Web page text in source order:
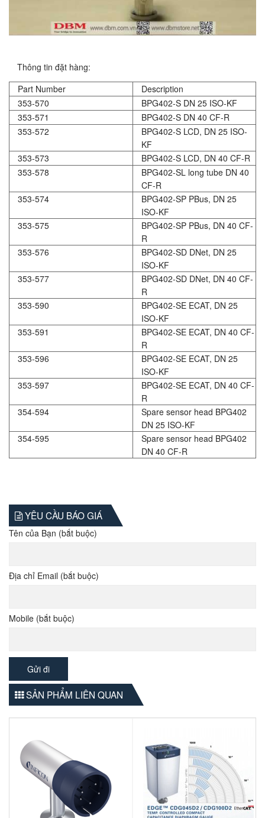
Thông tin đặt hàng:
Part Number
Description
353-570
BPG402-S DN 25 ISO-KF
353-571
BPG402-S DN 40 CF-R
353-572
BPG402-S LCD, DN 25 ISO-
KF
353-573
BPG402-S LCD, DN 40 CF-R
353-578
BPG402-SL long tube DN 40
CF-R
353-574
BPG402-SP PBus, DN 25
ISO-KF
353-575
BPG402-SP PBus, DN 40 CF-
R
353-576
BPG402-SD DNet, DN 25
ISO-KF
353-577
BPG402-SD DNet, DN 40 CF-
R
353-590
BPG402-SE ECAT, DN 25
ISO-KF
353-591
BPG402-SE ECAT, DN 40 CF-
R
353-596
BPG402-SE ECAT, DN 25
ISO-KF
353-597
BPG402-SE ECAT, DN 40 CF-
R
354-594
Spare sensor head BPG402
DN 25 ISO-KF
354-595
Spare sensor head BPG402
DN 40 CF-R
YÊU CẦU BÁO GIÁ
Tên của Bạn (bắt buộc)
Địa chỉ Email (bắt buộc)
Mobile (bắt buộc)
SẢN PHẨM LIÊN QUAN